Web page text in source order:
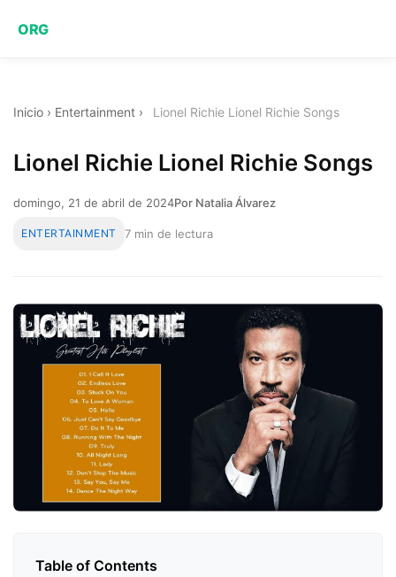
ORG
Inicio › Entertainment › Lionel Richie Lionel Richie Songs
Lionel Richie Lionel Richie Songs
domingo, 21 de abril de 2024Por Natalia Álvarez
ENTERTAINMENT 7 min de lectura
Table of Contents